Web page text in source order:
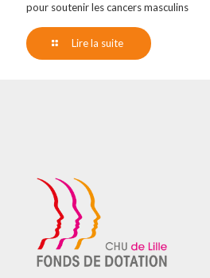
pour soutenir les cancers masculins
Lire la suite